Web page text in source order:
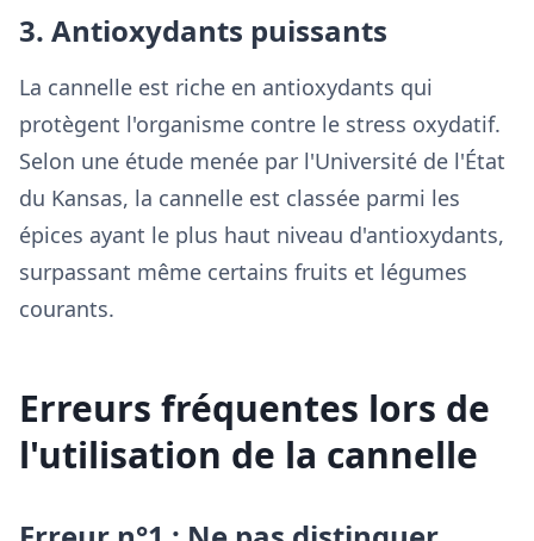
3. Antioxydants puissants
La cannelle est riche en antioxydants qui
protègent l'organisme contre le stress oxydatif.
Selon une étude menée par l'Université de l'État
du Kansas, la cannelle est classée parmi les
épices ayant le plus haut niveau d'antioxydants,
surpassant même certains fruits et légumes
courants.
Erreurs fréquentes lors de
l'utilisation de la cannelle